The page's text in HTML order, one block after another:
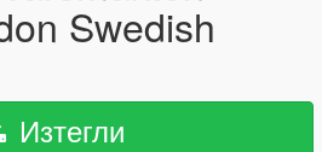
Swedish
Изтегли